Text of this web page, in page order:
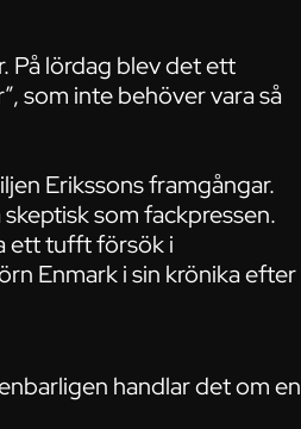
På lördag blev det ett
som inte behöver vara så
Erikssons framgångar.
som fackpressen.
ett tufft försök i
Enmark i sin krönika efter
handlar det om en